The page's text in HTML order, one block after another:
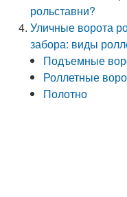
рольставни?
Уличные ворота
забора: виды
Подъемные
Роллетные
Полотно